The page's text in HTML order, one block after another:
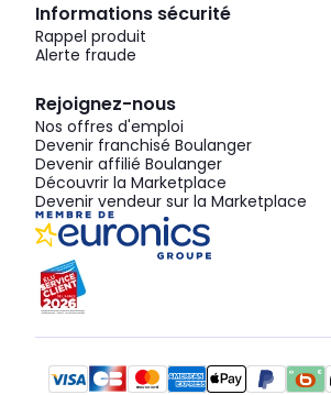
Informations sécurité
Rappel produit
Alerte fraude
Rejoignez-nous
Nos offres d'emploi
Devenir franchisé Boulanger
Devenir affilié Boulanger
Découvrir la Marketplace
Devenir vendeur sur la Marketplace